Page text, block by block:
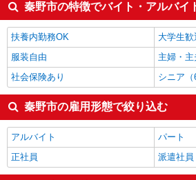
秦野市の特徴でバイト・アルバイ
扶養内勤務OK
大学生歓
服装自由
主婦・主
社会保険あり
シニア
秦野市の雇用形態で絞り込む
アルバイト
パート
正社員
派遣社員